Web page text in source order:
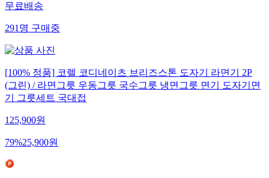
무료배송
291명구매중
[100% 정품] 코렐 코디네이츠 브리즈스톤 도자기 라면기 2P
(그린) / 라면그릇 우동그릇 국수그릇 냉면그릇 면기 도자기면
기 그릇세트 국대접
125,900원
79%25,900원